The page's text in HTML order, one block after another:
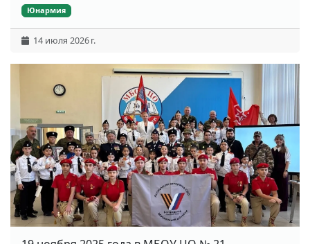
Юнармия
14 июля 2026 г.